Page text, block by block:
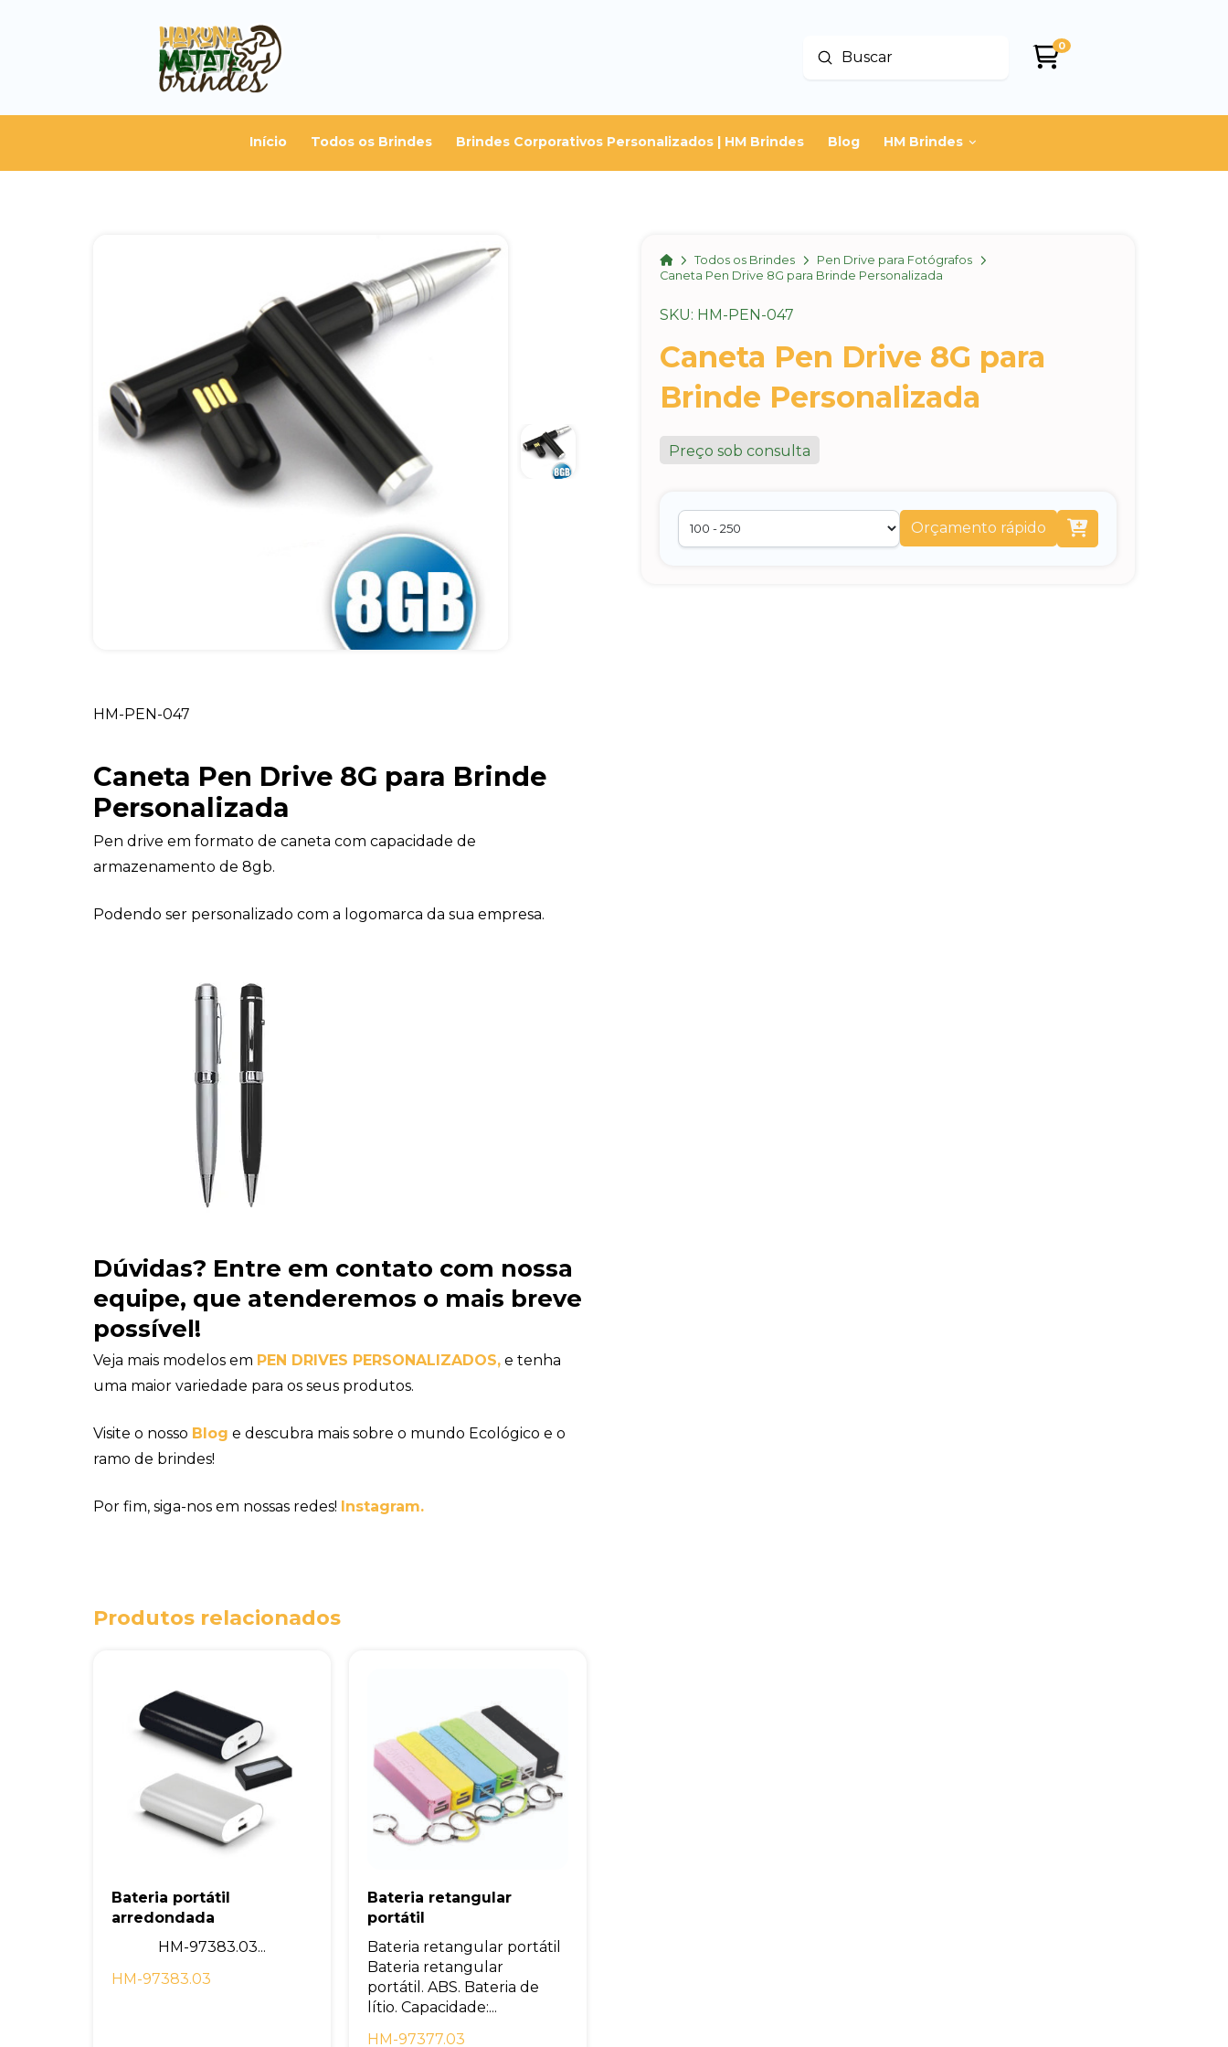
Buscar
Enviar
0
Início Todos os Brindes Brindes Corporativos Personalizados | HM Brindes Blog HM Brindes
HomeTodos os Brindes
Pen Drive para Fotógrafos
Caneta Pen Drive 8G para Brinde Personalizada
SKU: HM-PEN-047
Caneta Pen Drive 8G para
Brinde Personalizada
Preço sob consulta
Orçamento rápido
HM-PEN-047
Caneta Pen Drive 8G para Brinde
Personalizada
Pen drive em formato de caneta com capacidade de
armazenamento de 8gb.
Podendo ser personalizado com a logomarca da sua empresa.
Dúvidas? Entre em contato com nossa
equipe, que atenderemos o mais breve
possível!
Veja mais modelos em PEN DRIVES PERSONALIZADOS, e tenha
uma maior variedade para os seus produtos.
Visite o nosso Blog e descubra mais sobre o mundo Ecológico e o
ramo de brindes!
Por fim, siga-nos em nossas redes! Instagram.
Produtos relacionados
Bateria portátil
arredondada
HM-97383.03...
HM-97383.03
Bateria retangular
portátil
Bateria retangular portátil
Bateria retangular
portátil. ABS. Bateria de
lítio. Capacidade:...
HM-97377.03